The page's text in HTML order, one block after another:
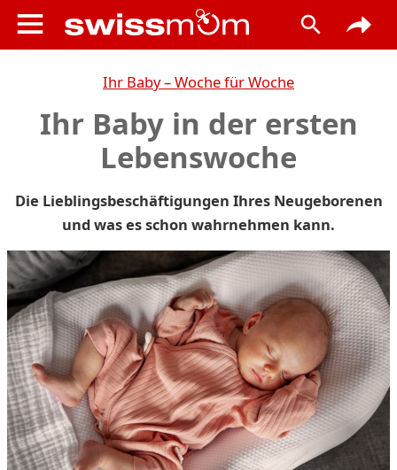
Ihr Baby – Woche für Woche
Ihr Baby in der ersten
Lebenswoche
Die Lieblingsbeschäftigungen Ihres Neugeborenen
und was es schon wahrnehmen kann.